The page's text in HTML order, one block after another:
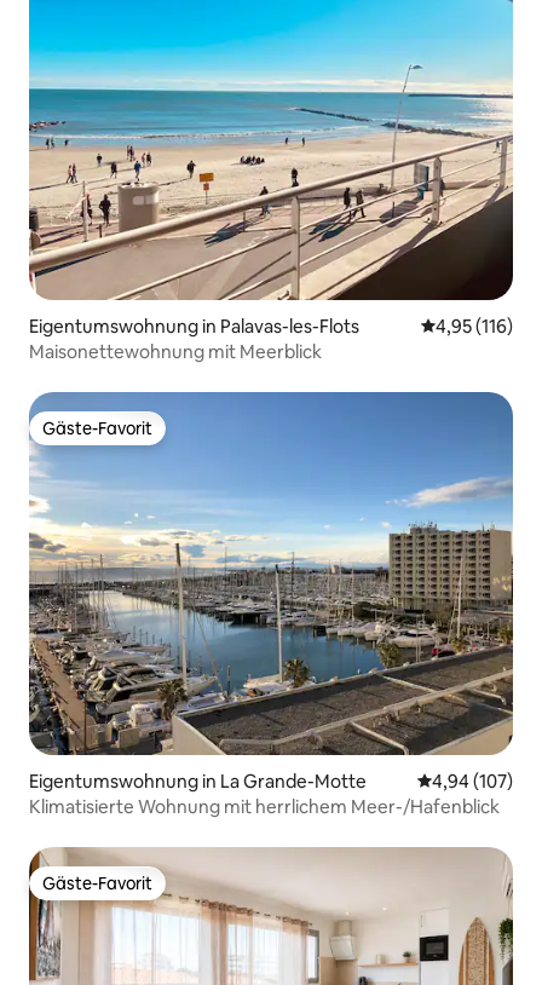
Eigentumswohnung in Palavas-les-Flots
4,95 (116)
Maisonettewohnung mit Meerblick
Gäste-Favorit
Gäste-Favorit
Eigentumswohnung in La Grande-Motte
4,94 (107)
Klimatisierte Wohnung mit herrlichem Meer-/Hafenblick
Gäste-Favorit
Gäste-Favorit